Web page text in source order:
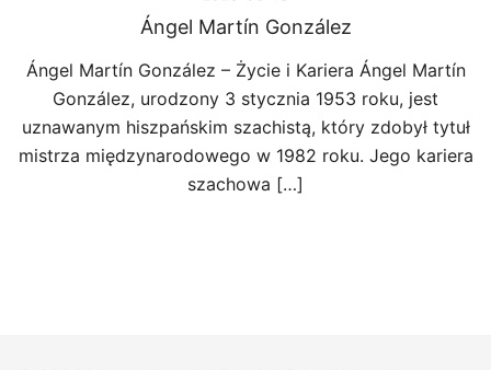
Ángel Martín González
Ángel Martín González – Życie i Kariera Ángel Martín
González, urodzony 3 stycznia 1953 roku, jest
uznawanym hiszpańskim szachistą, który zdobył tytuł
mistrza międzynarodowego w 1982 roku. Jego kariera
szachowa […]